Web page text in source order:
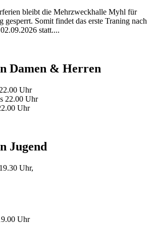
bleibt die Mehrzweckhalle Myhl für
gesperrt. Somit findet das erste Traning nach
statt....
Damen & Herren
Uhr
22.00 Uhr
Uhr
Jugend
Uhr,
Uhr